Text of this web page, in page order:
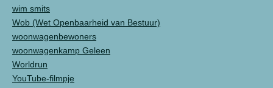
wim smits
Wob (Wet Openbaarheid van Bestuur)
woonwagenbewoners
woonwagenkamp Geleen
Worldrun
YouTube-filmpje